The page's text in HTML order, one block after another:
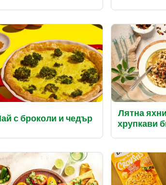
с броколи и чедър
Лятна
хрупкави